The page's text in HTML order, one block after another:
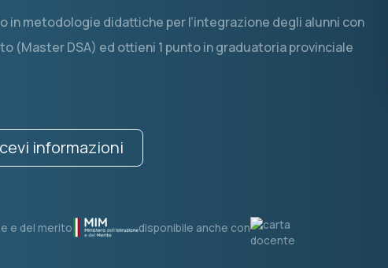
in metodologie didattiche per l’integrazione degli alunni con
(Master DSA) ed ottieni 1 punto in graduatoria provinciale
informazioni
e del merito disponibile anche con